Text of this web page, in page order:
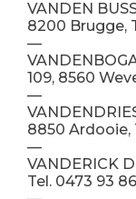
VANDEN
8200 Brugge,
—
109, 8560
—
8850 Ardooie,
—
VANDERICK
Tel. 0473 93